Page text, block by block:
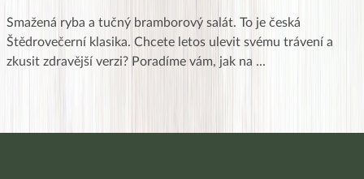
Smažená ryba a tučný bramborový salát. To je česká
Štědrovečerní klasika. Chcete letos ulevit svému trávení a
zkusit zdravější verzi? Poradíme vám, jak na ...